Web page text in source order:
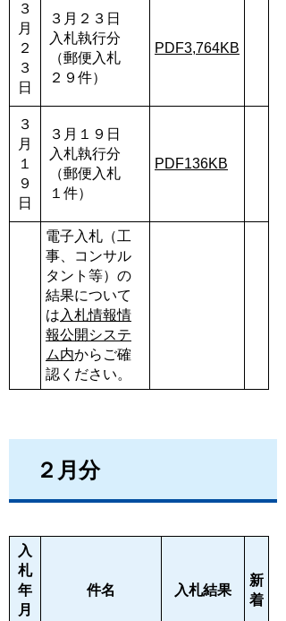
３
月
２
３
日
３月２３日
入札執行分
（郵便入札
２９件）
PDF3,764KB
３
月
１
９
日
３月１９日
入札執行分
（郵便入札
１件）
PDF136KB
電子入札（工
事、コンサル
タント等）の
結果について
は 入札情報情
報公開システ
ム内からご確
認ください。
２月分
入
札
年
月
件名 入札結果
新
着